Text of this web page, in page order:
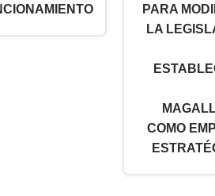
PARA
LA
COMO